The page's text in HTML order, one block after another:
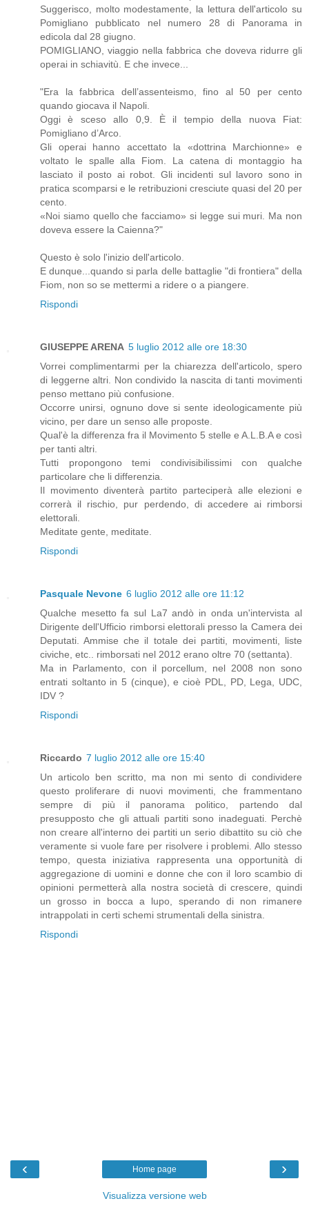
Suggerisco, molto modestamente, la lettura dell'articolo su
Pomigliano pubblicato nel numero 28 di Panorama in
edicola dal 28 giugno.
POMIGLIANO, viaggio nella fabbrica che doveva ridurre gli
operai in schiavitù. E che invece...
"Era la fabbrica dell’assenteismo, fino al 50 per cento
quando giocava il Napoli.
Oggi è sceso allo 0,9. È il tempio della nuova Fiat:
Pomigliano d’Arco.
Gli operai hanno accettato la «dottrina Marchionne» e
voltato le spalle alla Fiom. La catena di montaggio ha
lasciato il posto ai robot. Gli incidenti sul lavoro sono in
pratica scomparsi e le retribuzioni cresciute quasi del 20 per
cento.
«Noi siamo quello che facciamo» si legge sui muri. Ma non
doveva essere la Caienna?"
Questo è solo l'inizio dell'articolo.
E dunque...quando si parla delle battaglie "di frontiera" della
Fiom, non so se mettermi a ridere o a piangere.
Rispondi
GIUSEPPE ARENA 5 luglio 2012 alle ore 18:30
Vorrei complimentarmi per la chiarezza dell'articolo, spero
di leggerne altri. Non condivido la nascita di tanti movimenti
penso mettano più confusione.
Occorre unirsi, ognuno dove si sente ideologicamente più
vicino, per dare un senso alle proposte.
Qual'è la differenza fra il Movimento 5 stelle e A.L.B.A e così
per tanti altri.
Tutti propongono temi condivisibilissimi con qualche
particolare che li differenzia.
Il movimento diventerà partito parteciperà alle elezioni e
correrà il rischio, pur perdendo, di accedere ai rimborsi
elettorali.
Meditate gente, meditate.
Rispondi
Pasquale Nevone 6 luglio 2012 alle ore 11:12
Qualche mesetto fa sul La7 andò in onda un'intervista al
Dirigente dell'Ufficio rimborsi elettorali presso la Camera dei
Deputati. Ammise che il totale dei partiti, movimenti, liste
civiche, etc.. rimborsati nel 2012 erano oltre 70 (settanta).
Ma in Parlamento, con il porcellum, nel 2008 non sono
entrati soltanto in 5 (cinque), e cioè PDL, PD, Lega, UDC,
IDV ?
Rispondi
Riccardo 7 luglio 2012 alle ore 15:40
Un articolo ben scritto, ma non mi sento di condividere
questo proliferare di nuovi movimenti, che frammentano
sempre di più il panorama politico, partendo dal
presupposto che gli attuali partiti sono inadeguati. Perchè
non creare all'interno dei partiti un serio dibattito su ciò che
veramente si vuole fare per risolvere i problemi. Allo stesso
tempo, questa iniziativa rappresenta una opportunità di
aggregazione di uomini e donne che con il loro scambio di
opinioni permetterà alla nostra società di crescere, quindi
un grosso in bocca a lupo, sperando di non rimanere
intrappolati in certi schemi strumentali della sinistra.
Rispondi
‹ ›
Home page
Visualizza versione web